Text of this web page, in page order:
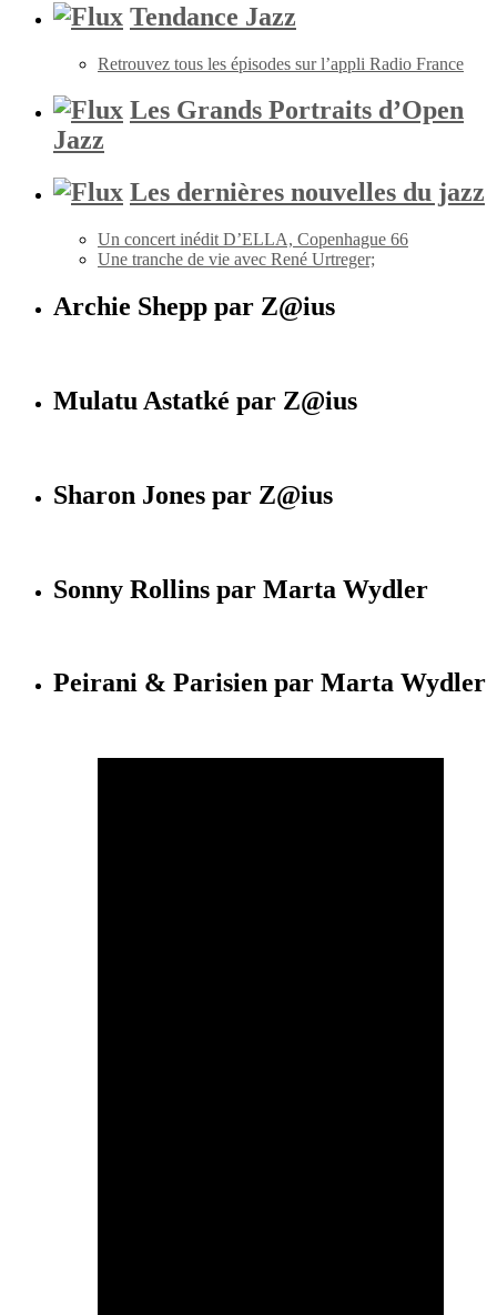
Tendance Jazz
Retrouvez tous les épisodes sur l’appli Radio France
Les Grands Portraits d’Open
Jazz
Les dernières nouvelles du jazz
Un concert inédit D’ELLA, Copenhague 66
Une tranche de vie avec René Urtreger;
Archie Shepp par Z@ius
Mulatu Astatké par Z@ius
Sharon Jones par Z@ius
Sonny Rollins par Marta Wydler
Peirani & Parisien par Marta Wydler